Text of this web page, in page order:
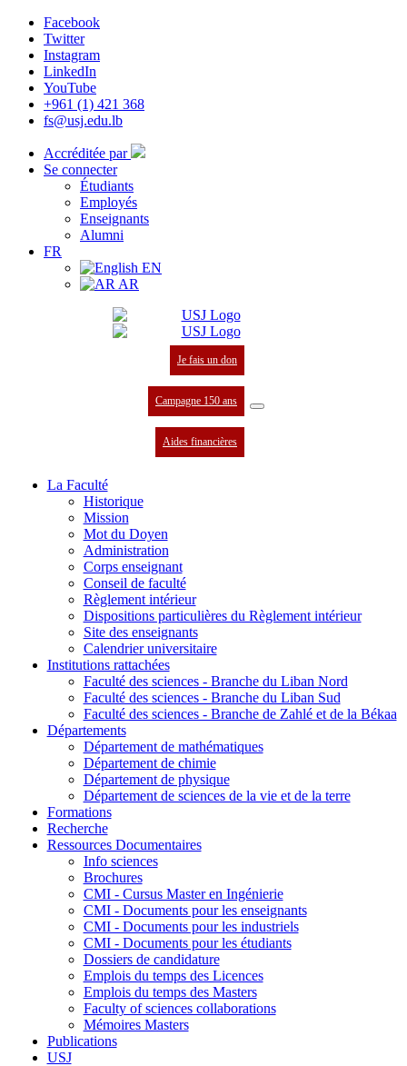
Facebook
Twitter
Instagram
LinkedIn
YouTube
+961 (1) 421 368
fs@usj.edu.lb
Accréditée par
Se connecter
Étudiants
Employés
Enseignants
Alumni
FR
EN
AR
Je fais un don
Campagne 150 ans
Aides financières
La Faculté
Historique
Mission
Mot du Doyen
Administration
Corps enseignant
Conseil de faculté
Règlement intérieur
Dispositions particulières du Règlement intérieur
Site des enseignants
Calendrier universitaire
Institutions rattachées
Faculté des sciences - Branche du Liban Nord
Faculté des sciences - Branche du Liban Sud
Faculté des sciences - Branche de Zahlé et de la Békaa
Départements
Département de mathématiques
Département de chimie
Département de physique
Département de sciences de la vie et de la terre
Formations
Recherche
Ressources Documentaires
Info sciences
Brochures
CMI - Cursus Master en Ingénierie
CMI - Documents pour les enseignants
CMI - Documents pour les industriels
CMI - Documents pour les étudiants
Dossiers de candidature
Emplois du temps des Licences
Emplois du temps des Masters
Faculty of sciences collaborations
Mémoires Masters
Publications
USJ